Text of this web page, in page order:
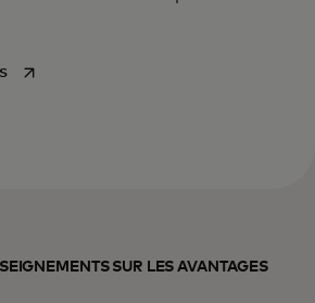
s’ouvre dans un nouvel onglet
SUR LES AVANTAGES